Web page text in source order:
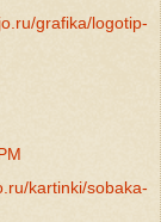
grafika/logotip-
kartinki/sobaka-